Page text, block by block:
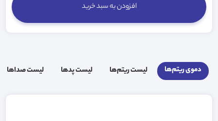
افزودن به سبد خرید
دموی ریتم‌ها لیست ریتم‌ها لیست پد‌ها لیست صدا‌ها